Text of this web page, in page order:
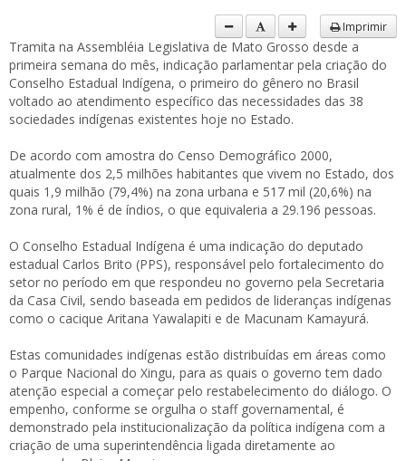
Imprimir
Tramita na Assembléia Legislativa de Mato Grosso desde a
primeira semana do mês, indicação parlamentar pela criação do
Conselho Estadual Indígena, o primeiro do gênero no Brasil
voltado ao atendimento específico das necessidades das 38
sociedades indígenas existentes hoje no Estado.
De acordo com amostra do Censo Demográfico 2000,
atualmente dos 2,5 milhões habitantes que vivem no Estado, dos
quais 1,9 milhão (79,4%) na zona urbana e 517 mil (20,6%) na
zona rural, 1% é de índios, o que equivaleria a 29.196 pessoas.
O Conselho Estadual Indígena é uma indicação do deputado
estadual Carlos Brito (PPS), responsável pelo fortalecimento do
setor no período em que respondeu no governo pela Secretaria
da Casa Civil, sendo baseada em pedidos de lideranças indígenas
como o cacique Aritana Yawalapiti e de Macunam Kamayurá.
Estas comunidades indígenas estão distribuídas em áreas como
o Parque Nacional do Xingu, para as quais o governo tem dado
atenção especial a começar pelo restabelecimento do diálogo. O
empenho, conforme se orgulha o staff governamental, é
demonstrado pela institucionalização da política indígena com a
criação de uma superintendência ligada diretamente ao